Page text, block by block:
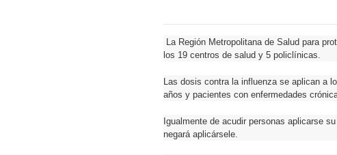
La Región Metropolitana de Salud para
los 19 centros de salud y 5 policlínicas.
Las dosis contra la influenza se aplican a
años y pacientes con enfermedades
Igualmente de acudir personas aplicarse
negará aplicársele.